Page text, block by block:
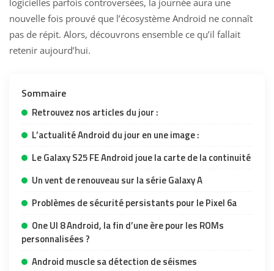
logicielles parfois controversées, la journée aura une
nouvelle fois prouvé que l’écosystème Android ne connaît
pas de répit. Alors, découvrons ensemble ce qu’il fallait
retenir aujourd’hui.
Sommaire
Retrouvez nos articles du jour :
L’actualité Android du jour en une image :
Le Galaxy S25 FE Android joue la carte de la continuité
Un vent de renouveau sur la série Galaxy A
Problèmes de sécurité persistants pour le Pixel 6a
One UI 8 Android, la fin d’une ère pour les ROMs
personnalisées ?
Android muscle sa détection de séismes